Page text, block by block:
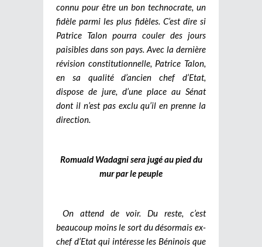
connu pour être un bon technocrate, un
fidèle parmi les plus fidèles. C’est dire si
Patrice Talon pourra couler des jours
paisibles dans son pays. Avec la dernière
révision constitutionnelle, Patrice Talon,
en sa qualité d’ancien chef d’Etat,
dispose de jure, d’une place au Sénat
dont il n’est pas exclu qu’il en prenne la
direction.
Romuald Wadagni sera jugé au pied du
mur par le peuple
On attend de voir. Du reste, c’est
beaucoup moins le sort du désormais ex-
chef d’Etat qui intéresse les Béninois que